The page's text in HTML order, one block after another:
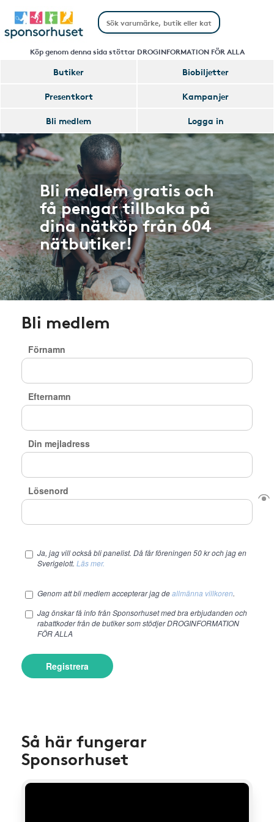
Köp genom denna sida stöttar DROGINFORMATION FÖR ALLA
Butiker
Biobiljetter
Presentkort
Kampanjer
Bli medlem
Logga in
Bli medlem gratis och
få pengar tillbaka på
dina nätköp från 604
nätbutiker!
Bli medlem
Förnamn
Efternamn
Din mejladress
Lösenord
Ja, jag vill också bli panelist. Då får föreningen 50 kr och jag en
Sverigelott. Läs mer.
Genom att bli medlem accepterar jag deallmänna villkoren.
Jag önskar få info från Sponsorhuset med bra erbjudanden och
rabattkoder från de butiker som stödjer DROGINFORMATION
FÖR ALLA
Registrera
Så här fungerar
Sponsorhuset